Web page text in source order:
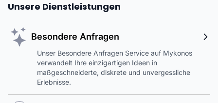
Unsere Dienstleistungen
Besondere Anfragen
Unser Besondere Anfragen Service auf Mykonos
verwandelt Ihre einzigartigen Ideen in
maßgeschneiderte, diskrete und unvergessliche
Erlebnisse.